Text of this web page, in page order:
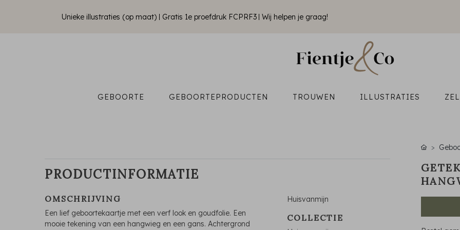
Unieke illustraties (op maat) Gratis 1e proefdruk FCPRF3 Wij helpen je graag!
GEBOORTE GEBOORTEPRODUCTEN TROUWEN ILLUSTRATIES
PRODUCTINFORMATIE
OMSCHRIJVING
Een lief geboortekaartje met een verf look en goudfolie. Een
mooie tekening van een hangwieg en een gans. Achtergrond
Huisvanmijn
COLLECTIE